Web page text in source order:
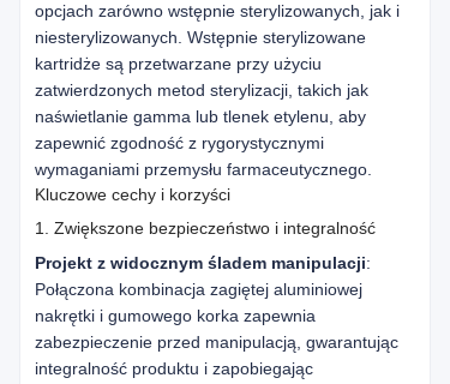
opcjach zarówno wstępnie sterylizowanych, jak i
niesterylizowanych. Wstępnie sterylizowane
kartridże są przetwarzane przy użyciu
zatwierdzonych metod sterylizacji, takich jak
naświetlanie gamma lub tlenek etylenu, aby
zapewnić zgodność z rygorystycznymi
wymaganiami przemysłu farmaceutycznego.
Kluczowe cechy i korzyści
1. Zwiększone bezpieczeństwo i integralność
Projekt z widocznym śladem manipulacji:
Połączona kombinacja zagiętej aluminiowej
nakrętki i gumowego korka zapewnia
zabezpieczenie przed manipulacją, gwarantując
integralność produktu i zapobiegając